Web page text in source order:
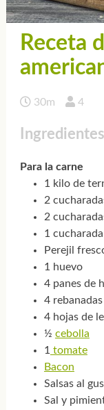
Receta
30m 4
Ingredientes
Para la carne
1 kilo de
2
2
1
Perejil
1 huevo
4 panes de
4
4 hojas de
½ cebolla
1 tomate
Bacon
Salsas al
Sal y